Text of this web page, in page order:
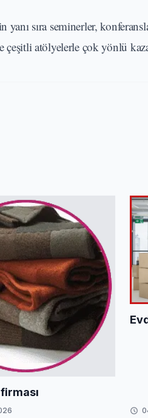
sıra seminerler,
atölyelerle çok yönlü